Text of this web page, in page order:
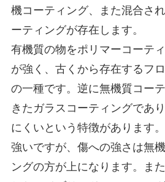
機コーティング、また混合さ
ーティングが存在します。
有機質の物をポリマーコーテ
が強く、古くから存在するフ
の一種です。逆に無機質コー
きたガラスコーティングであ
にくいという特徴があります
強いですが、傷への強さは無
ングの方が上になります。ま